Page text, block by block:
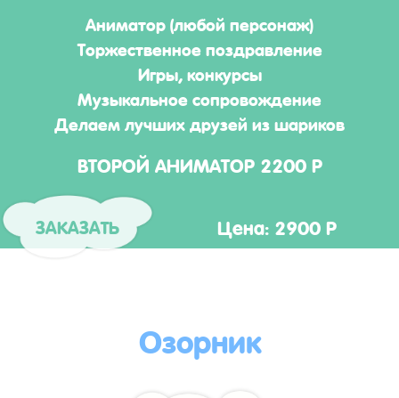
Аниматор (любой персонаж)
Торжественное поздравление
Игры, конкурсы
Музыкальное сопровождение
Делаем лучших друзей из шариков
ВТОРОЙ АНИМАТОР 2200 Р
ЗАКАЗАТЬ Цена: 2900 Р
Озорник